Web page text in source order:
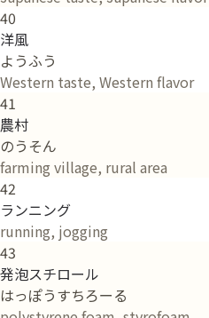
40
洋風
ようふう
Western taste, Western flavor
41
農村
のうそん
farming village, rural area
42
ランニング
running, jogging
43
発泡スチロール
はっぽうすちろーる